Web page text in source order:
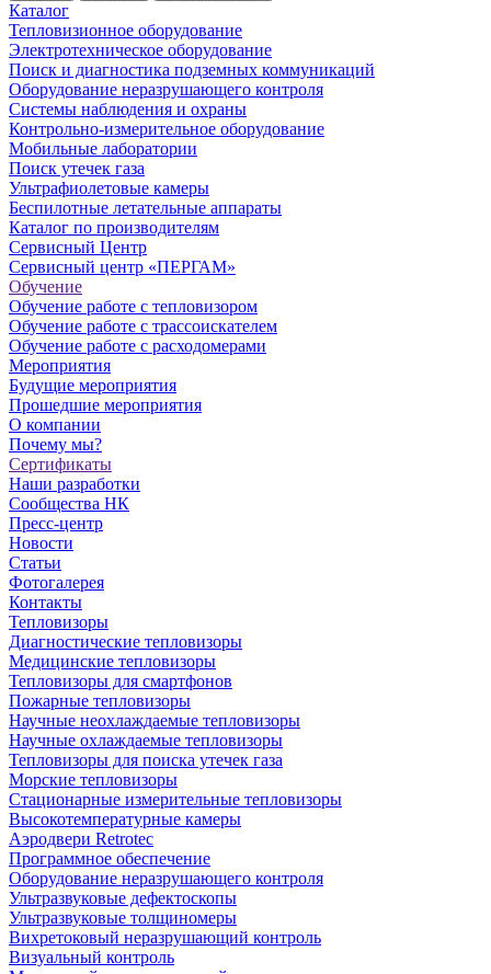
Каталог
Тепловизионное оборудование
Электротехническое оборудование
Поиск и диагностика подземных коммуникаций
Оборудование неразрушающего контроля
Системы наблюдения и охраны
Контрольно-измерительное оборудование
Мобильные лаборатории
Поиск утечек газа
Ультрафиолетовые камеры
Беспилотные летательные аппараты
Каталог по производителям
Сервисный Центр
Сервисный центр «ПЕРГАМ»
Обучение
Обучение работе с тепловизором
Обучение работе с трассоискателем
Обучение работе с расходомерами
Мероприятия
Будущие мероприятия
Прошедшие мероприятия
О компании
Почему мы?
Сертификаты
Наши разработки
Сообщества НК
Пресс-центр
Новости
Статьи
Фотогалерея
Контакты
Тепловизоры
Диагностические тепловизоры
Медицинские тепловизоры
Тепловизоры для смартфонов
Пожарные тепловизоры
Научные неохлаждаемые тепловизоры
Научные охлаждаемые тепловизоры
Тепловизоры для поиска утечек газа
Морские тепловизоры
Стационарные измерительные тепловизоры
Высокотемпературные камеры
Аэродвери Retrotec
Программное обеспечение
Оборудование неразрушающего контроля
Ультразвуковые дефектоскопы
Ультразвуковые толщиномеры
Вихретоковый неразрушающий контроль
Визуальный контроль